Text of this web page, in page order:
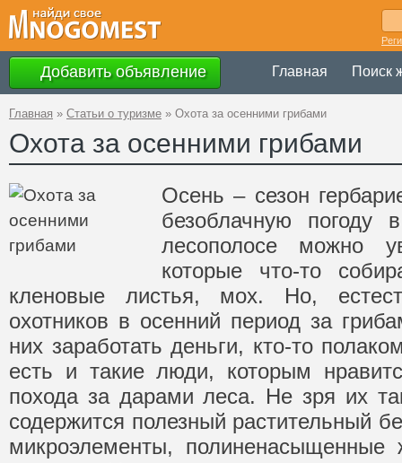
Добавить объявление Главная Поиск
Главная » Статьи о туризме » Охота за осенними грибами
Охота за осенними грибами
Осень – сезон
безоблачную погоду
лесополосе можно
которые что-то
кленовые листья, мох. Но,
охотников в осенний период за
них заработать деньги, кто-то
есть и такие люди, которым
похода за дарами леса. Не зря их
содержится полезный растительный
микроэлементы, полиненасыщенные